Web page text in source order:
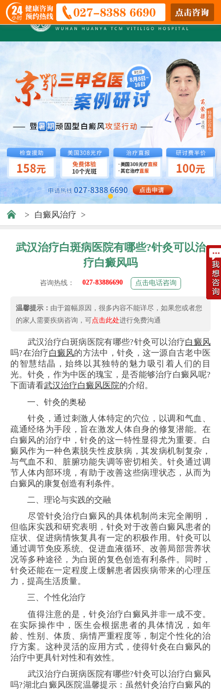
> 白癜风治疗 >
武汉治疗白斑病医院有哪些?针灸可以治
疗白癜风吗
咨询热线： 027-83886690 点击电话咨询
温馨提示： 由于篇幅原因，很多内容不能详尽，如果您或者您
的家人需要疾病咨询，可点击此处进行免费沟通
武汉治疗白斑病医院有哪些?针灸可以治疗白癜风
吗?在治疗白癜风的方法中，针灸，这一源自古老中医
的智慧结晶，始终以其独特的魅力吸引着人们的目
光。针灸，作为中医的瑰宝，是否能够治疗白癜风呢?
下面请看武汉治疗白癜风医院的介绍。
一、针灸的奥秘
针灸，通过刺激人体特定的穴位，以调和气血、
疏通经络为手段，旨在激发人体自身的修复潜能。在
白癜风的治疗中，针灸的这一特性显得尤为重要。白
癜风作为一种色素脱失性皮肤病，其发病机制复杂，
与气血不和、脏腑功能失调等密切相关。针灸通过调
节人体内部环境，有助于改善这些病理状态，从而为
白癜风的康复创造有利条件。
二、理论与实践的交融
尽管针灸治疗白癜风的具体机制尚未完全阐明，
但临床实践和研究表明，针灸对于改善白癜风患者的
症状、促进病情恢复具有一定的积极作用。针灸可以
通过调节免疫系统、促进血液循环、改善局部营养状
况等多种途径，为白斑的复色创造有利条件。同时，
针灸还能在一定程度上缓解患者因疾病带来的心理压
力，提高生活质量。
三、个性化治疗
值得注意的是，针灸治疗白癜风并非一成不变。
在实际操作中，医生会根据患者的具体情况，如年
龄、性别、体质、病情严重程度等，制定个性化的治
疗方案。这种灵活的应用方式，使得针灸在白癜风的
治疗中更具针对性和有效性。
武汉治疗白斑病医院有哪些?针灸可以治疗白癜风
吗?湖北白癜风医院温馨提示：虽然针灸治疗白癜风的